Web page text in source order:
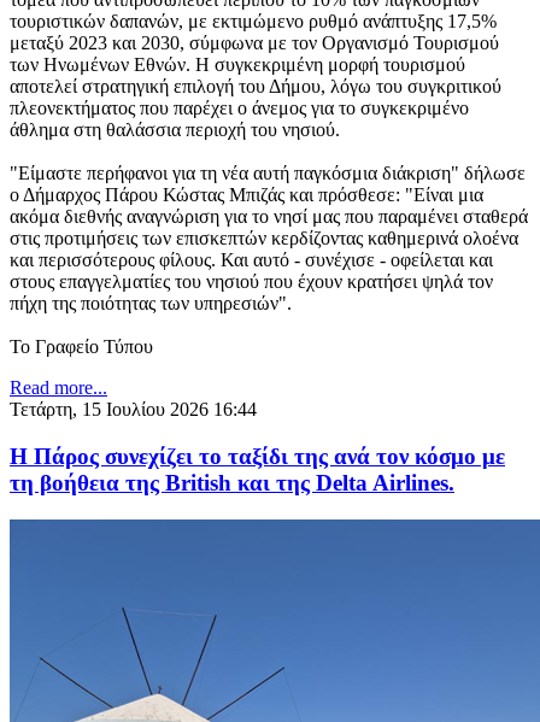
τουριστικών δαπανών, με εκτιμώμενο ρυθμό ανάπτυξης 17,5%
μεταξύ 2023 και 2030, σύμφωνα με τον Οργανισμό Τουρισμού
των Ηνωμένων Εθνών. Η συγκεκριμένη μορφή τουρισμού
αποτελεί στρατηγική επιλογή του Δήμου, λόγω του συγκριτικού
πλεονεκτήματος που παρέχει ο άνεμος για το συγκεκριμένο
άθλημα στη θαλάσσια περιοχή του νησιού.
"Είμαστε περήφανοι για τη νέα αυτή παγκόσμια διάκριση" δήλωσε
ο Δήμαρχος Πάρου Κώστας Μπιζάς και πρόσθεσε: "Είναι μια
ακόμα διεθνής αναγνώριση για το νησί μας που παραμένει σταθερά
στις προτιμήσεις των επισκεπτών κερδίζοντας καθημερινά ολοένα
και περισσότερους φίλους. Και αυτό - συνέχισε - οφείλεται και
στους επαγγελματίες του νησιού που έχουν κρατήσει ψηλά τον
πήχη της ποιότητας των υπηρεσιών".
Το Γραφείο Τύπου
Read more...
Τετάρτη, 15 Ιουλίου 2026 16:44
Η Πάρος συνεχίζει το ταξίδι της ανά τον κόσμο με
τη βοήθεια της British και της Delta Airlines.